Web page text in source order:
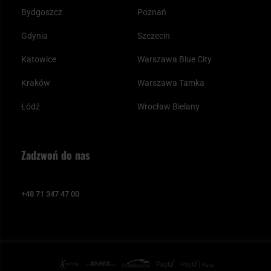
Bydgoszcz
Gdynia
Katowice
Kraków
Łódź
Poznań
Szczecin
Warszawa Blue City
Warszawa Tamka
Wrocław Bielany
Zadzwoń do nas
+48 71 347 47 00